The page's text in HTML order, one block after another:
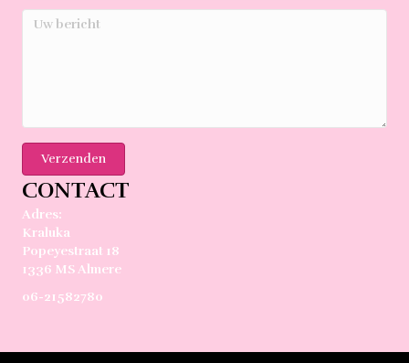
Verzenden
CONTACT
Adres:
Kraluka
Popeyestraat 18
1336 MS Almere
06-21582780